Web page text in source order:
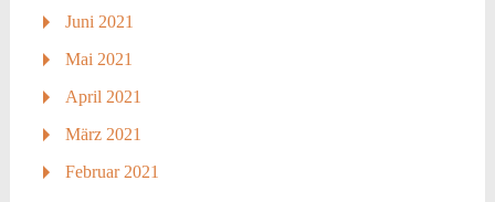
Juni 2021
Mai 2021
April 2021
März 2021
Februar 2021